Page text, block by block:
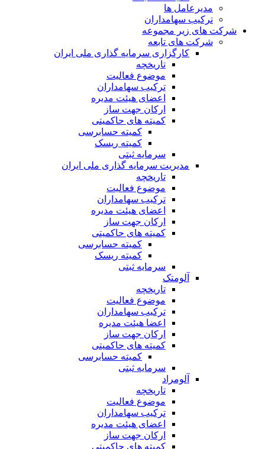
مدیرعامل ها
ترکیب سهامداران
شرکت های زیر مجموعه
شرکت های تابعه
کارگزاری سرمایه گذاری ملی ایران
تاریخچه
موضوع فعالیت
ترکیب سهامداران
اعضای هیئت مدیره
ارکان جهت ساز
کمیته های حاکمیتی
کمیته حسابرسی
کمیته ریسک
سرمایه ثبتی
مدیریت سرمایه گذاری ملی ایران
تاریخچه
موضوع فعالیت
ترکیب سهامداران
اعضای هیئت مدیره
ارکان جهت ساز
کمیته های حاکمیتی
کمیته حسابرسی
کمیته ریسک
سرمایه ثبتی
آلومتک
تاریخچه
موضوع فعالیت
ترکیب سهامداران
اعضا هیئت مدیره
ارکان جهت ساز
کمیته های حاکمیتی
کمیته حسابرسی
سرمایه ثبتی
آلومراد
تاریخچه
موضوع فعالیت
ترکیب سهامداران
اعضای هیئت مدیره
ارکان جهت ساز
کمیته های حاکمیتی